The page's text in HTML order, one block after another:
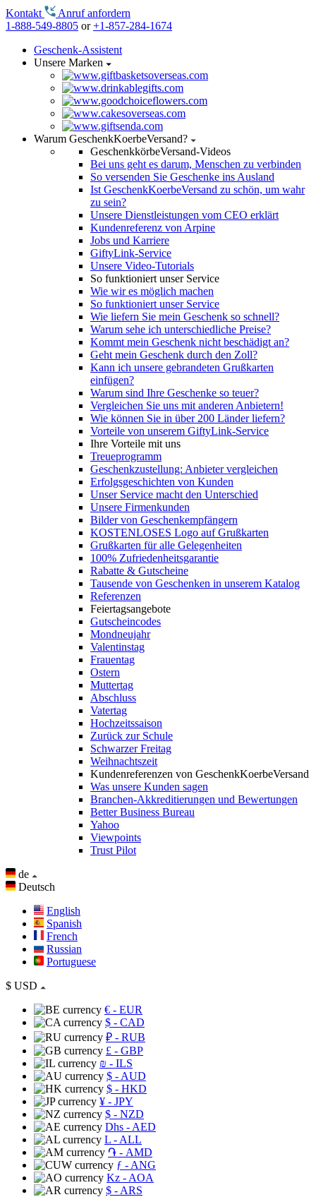
Kontakt
Anruf anfordern
1-888-549-8805 or+1-857-284-1674
Geschenk-Assistent
Unsere Marken
Warum GeschenkKoerbeVersand?
GeschenkkörbeVersand-Videos
Bei uns geht es darum, Menschen zu verbinden
So versenden Sie Geschenke ins Ausland
Ist GeschenkKoerbeVersand zu schön, um wahr
zu sein?
Unsere Dienstleistungen vom CEO erklärt
Kundenreferenz von Arpine
Jobs und Karriere
GiftyLink-Service
Unsere Video-Tutorials
So funktioniert unser Service
Wie wir es möglich machen
So funktioniert unser Service
Wie liefern Sie mein Geschenk so schnell?
Warum sehe ich unterschiedliche Preise?
Kommt mein Geschenk nicht beschädigt an?
Geht mein Geschenk durch den Zoll?
Kann ich unsere gebrandeten Grußkarten
einfügen?
Warum sind Ihre Geschenke so teuer?
Vergleichen Sie uns mit anderen Anbietern!
Wie können Sie in über 200 Länder liefern?
Vorteile von unserem GiftyLink-Service
Ihre Vorteile mit uns
Treueprogramm
Geschenkzustellung: Anbieter vergleichen
Erfolgsgeschichten von Kunden
Unser Service macht den Unterschied
Unsere Firmenkunden
Bilder von Geschenkempfängern
KOSTENLOSES Logo auf Grußkarten
Grußkarten für alle Gelegenheiten
100% Zufriedenheitsgarantie
Rabatte & Gutscheine
Tausende von Geschenken in unserem Katalog
Referenzen
Feiertagsangebote
Gutscheincodes
Mondneujahr
Valentinstag
Frauentag
Ostern
Muttertag
Abschluss
Vatertag
Hochzeitssaison
Zurück zur Schule
Schwarzer Freitag
Weihnachtszeit
Kundenreferenzen von GeschenkKoerbeVersand
Was unsere Kunden sagen
Branchen-Akkreditierungen und Bewertungen
Better Business Bureau
Yahoo
Viewpoints
Trust Pilot
de
Deutsch
English
Spanish
French
Russian
Portuguese
$ USD
€ - EUR
$ - CAD
₽ - RUB
£ - GBP
₪ - ILS
$ - AUD
$ - HKD
¥ - JPY
$ - NZD
Dhs - AED
L - ALL
֏ - AMD
ƒ - ANG
Kz - AOA
$ - ARS